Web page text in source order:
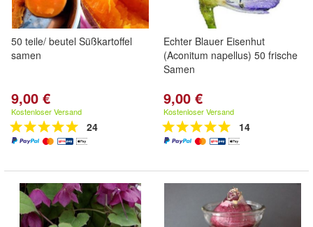
50 teile/ beutel Süßkartoffel
samen
9,00 €
Kostenloser Versand
24
Echter Blauer Eisenhut
(Aconitum napellus) 50 frische
Samen
9,00 €
Kostenloser Versand
14